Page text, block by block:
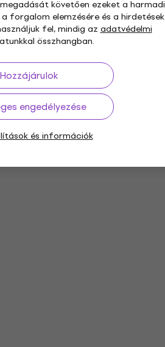
követően ezeket a
forgalom elemzésére és a hirdetések
fel, mindig azadatvédelmi
összhangban.
Hozzájárulok
engedélyezése
és információk